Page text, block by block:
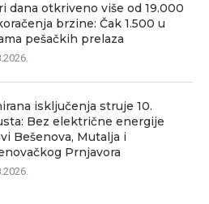
dana otkriveno više od 19.000
brzine: Čak 1.500 u
pešačkih prelaza
isključenja struje 10.
Bez električne energije
Bešenova, Mutalja i
Prnjavora